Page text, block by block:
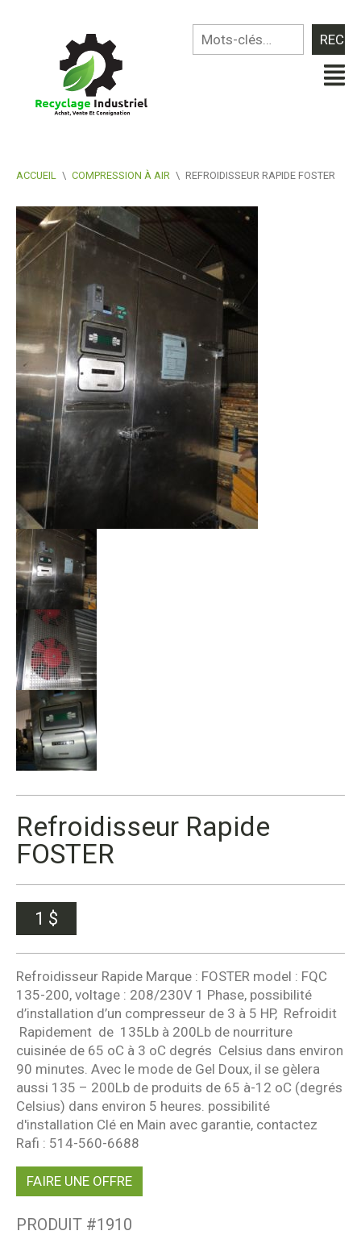
ACCUEIL \ COMPRESSION À AIR \ REFROIDISSEUR RAPIDE FOSTER
Refroidisseur Rapide
FOSTER
1 $
Refroidisseur Rapide Marque : FOSTER model : FQC
135-200, voltage : 208/230V 1 Phase, possibilité
d’installation d’un compresseur de 3 à 5 HP, Refroidit
Rapidement de 135Lb à 200Lb de nourriture
cuisinée de 65 oC à 3 oC degrés Celsius dans environ
90 minutes. Avec le mode de Gel Doux, il se gèlera
aussi 135 – 200Lb de produits de 65 à-12 oC (degrés
Celsius) dans environ 5 heures. possibilité
d'installation Clé en Main avec garantie, contactez
Rafi : 514-560-6688
FAIRE UNE OFFRE
PRODUIT #1910